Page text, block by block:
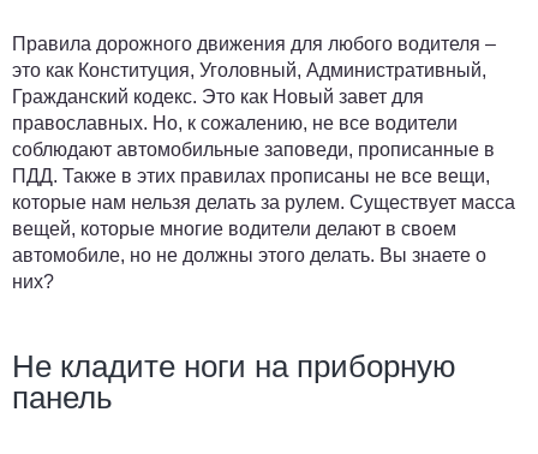
Правила дорожного движения для любого водителя –
это как Конституция, Уголовный, Административный,
Гражданский кодекс. Это как Новый завет для
православных. Но, к сожалению, не все водители
соблюдают автомобильные заповеди, прописанные в
ПДД. Также в этих правилах прописаны не все вещи,
которые нам нельзя делать за рулем. Существует масса
вещей, которые многие водители делают в своем
автомобиле, но не должны этого делать. Вы знаете о
них?
Не кладите ноги на приборную
панель